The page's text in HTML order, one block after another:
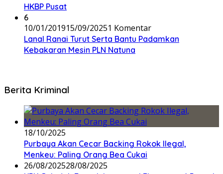
HKBP Pusat
6
10/01/201915/09/20251 Komentar
Lanal Ranai Turut Serta Bantu Padamkan
Kebakaran Mesin PLN Natuna
Berita Kriminal
18/10/2025
Purbaya Akan Cecar Backing Rokok Ilegal,
Menkeu: Paling Orang Bea Cukai
26/08/202528/08/2025